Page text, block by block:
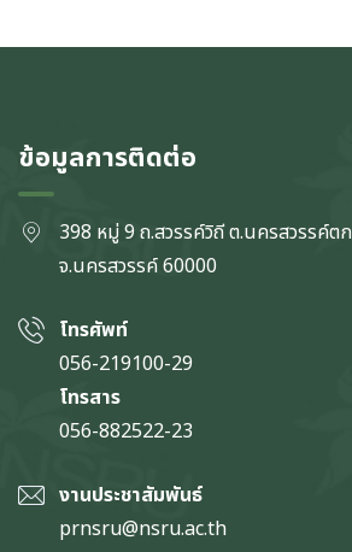
ข้อมูลการติดต่อ
398 หมู่ 9 ถ.สวรรค์วิถี ต.นครสวรรค์ตก
จ.นครสวรรค์60000
โทรศัพท์
056-219100-29
โทรสาร
056-882522-23
งานประชาสัมพันธ์
prnsru@nsru.ac.th